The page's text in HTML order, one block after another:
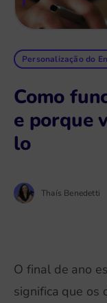
Personalização do
Como
e porque
lo
Thaís Benedetti
O final de ano
significa que os